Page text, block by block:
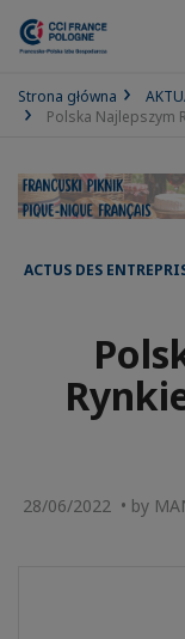
Strona główna
Polska Najlepszym
ACTUS DES
28/06/2022 • by